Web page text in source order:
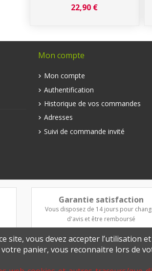
22,90 €
Mon compte
Mon compte
Authentification
Historique de vos commandes
Adresses
Suivi de commande invité
Garantie satisfaction
Vous disposez de 14 jours pour
d'avis et être remboursé
site, vous devez accepter l’utilisation
panier, vous reconnaitre lors de